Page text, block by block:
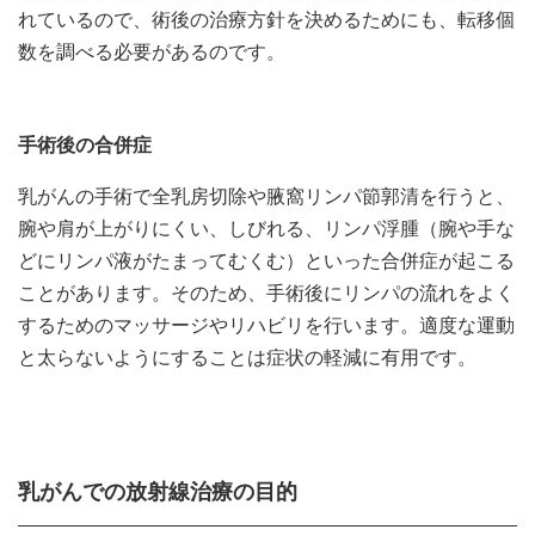
れているので、術後の治療方針を決めるためにも、転移個
数を調べる必要があるのです。
手術後の合併症
乳がんの手術で全乳房切除や腋窩リンパ節郭清を行うと、
腕や肩が上がりにくい、しびれる、リンパ浮腫（腕や手な
どにリンパ液がたまってむくむ）といった合併症が起こる
ことがあります。そのため、手術後にリンパの流れをよく
するためのマッサージやリハビリを行います。適度な運動
と太らないようにすることは症状の軽減に有用です。
乳がんでの放射線治療の目的